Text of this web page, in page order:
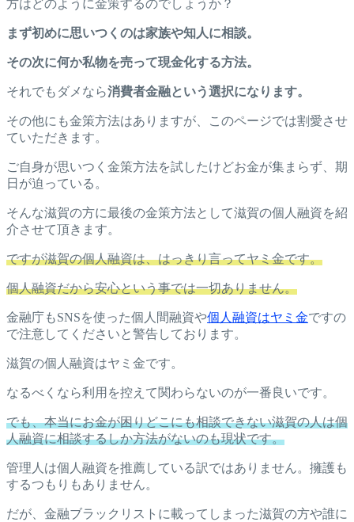
方はどのように金策するのでしょうか？
まず初めに思いつくのは家族や知人に相談。
その次に何か私物を売って現金化する方法。
それでもダメなら消費者金融という選択になります。
その他にも金策方法はありますが、このページでは割愛させ
ていただきます。
ご自身が思いつく金策方法を試したけどお金が集まらず、期
日が迫っている。
そんな滋賀の方に最後の金策方法として滋賀の個人融資を紹
介させて頂きます。
ですが滋賀の個人融資は、はっきり言ってヤミ金です。
個人融資だから安心という事では一切ありません。
金融庁もSNSを使った個人間融資や個人融資はヤミ金ですの
で注意してくださいと警告しております。
滋賀の個人融資はヤミ金です。
なるべくなら利用を控えて関わらないのが一番良いです。
でも、本当にお金が困りどこにも相談できない滋賀の人は個
人融資に相談するしか方法がないのも現状です。
管理人は個人融資を推薦している訳ではありません。擁護も
するつもりもありません。
だが、金融ブラックリストに載ってしまった滋賀の方や誰に